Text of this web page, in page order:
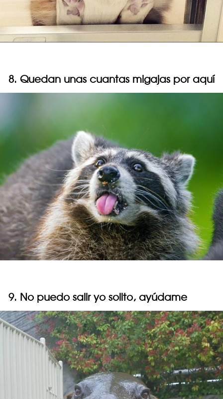
8. Quedan unas cuantas migajas por aquí
9. No puedo salir yo solito, ayúdame